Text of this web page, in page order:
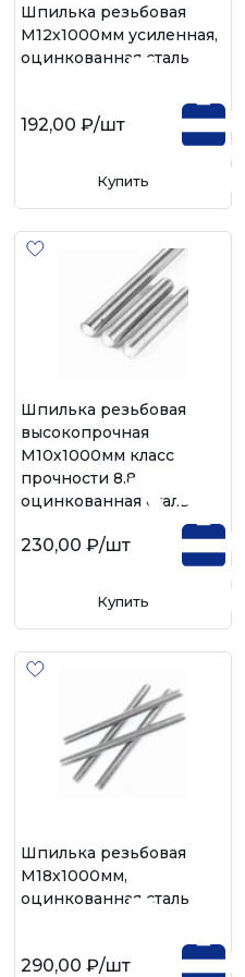
Шпилька резьбовая
М12х1000мм усиленная,
оцинкованная сталь
192,00 ₽/шт
Купить
Шпилька резьбовая
высокопрочная
М10х1000мм класс
прочности 8.8,
оцинкованная сталь
230,00 ₽/шт
Купить
Шпилька резьбовая
М18х1000мм,
оцинкованная сталь
290,00 ₽/шт